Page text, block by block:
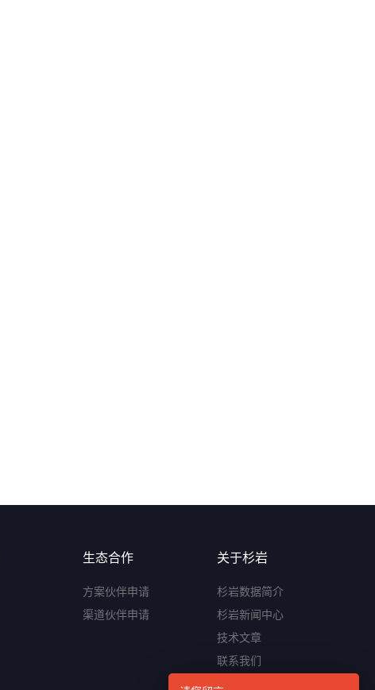
生态合作
方案伙伴申请
渠道伙伴申请
关于杉岩
杉岩数据简介
杉岩新闻中心
技术文章
联系我们
加入杉岩